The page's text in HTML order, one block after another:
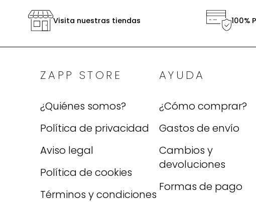
Visita nuestras tiendas 100%
ZAPP STORE
¿Quiénes somos?
Política de privacidad
Aviso legal
Política de cookies
Términos y condiciones
AYUDA
¿Cómo comprar?
Gastos de envío
Cambios y
devoluciones
Formas de pago